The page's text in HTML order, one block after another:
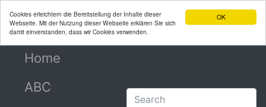
OK
Cookies erleichtern die Bereitstellung der Inhalte dieser
Webseite. Mit der Nutzung dieser Webseite erklären Sie sich
damit einverstanden, dass wir Cookies verwenden.
Home
ABC